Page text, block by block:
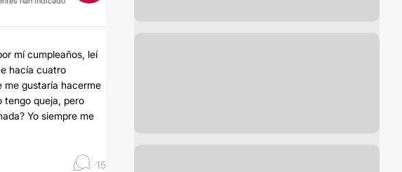
mí cumpleaños, leí
hacía cuatro
me gustaría hacerme
tengo queja, pero
Yo siempre me
15